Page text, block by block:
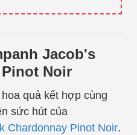
Jacob's
Noir
quả kết hợp cùng
sức hút của
Chardonnay Pinot Noir.